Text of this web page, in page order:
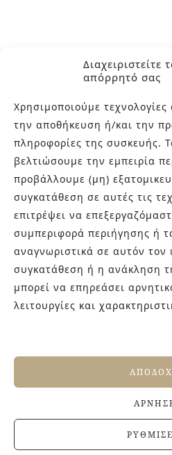
Διαχειριστείτε
απόρρητό σας
Χρησιμοποιούμε
την αποθήκευση ή/και την
πληροφορίες της συσκευής.
βελτιώσουμε την εμπειρία
προβάλλουμε (μη)
συγκατάθεση σε αυτές τις
επιτρέψει να
συμπεριφορά περιήγησης ή
αναγνωριστικά σε αυτόν τον
συγκατάθεση ή η ανάκληση
μπορεί να επηρεάσει
λειτουργίες και
ΣΧΕΤΙΚΑ ΜΕ ΕΜΑΣ
Στην εταιρεία Paraskevopoulos
εμπειρίας στο χώρο του
καθώς και φρέσκες ιδέες με τον
γενιάς! Επισκεφτείτε μας για
Άγιο Δημήτριο (Λιδωρικίου 11) ή
9934544.
Αντιολισθητικά
γνωρίζετε πριν την αγορά
Jacuzzi στο Σπίτι: Τα
Terre del Nord: μια